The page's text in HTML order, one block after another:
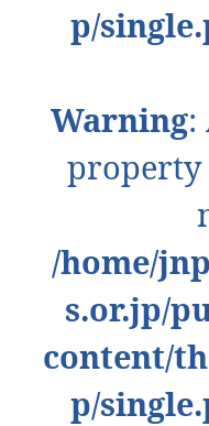
p/
Warning:
property
/home/
s.or.jp/
content/
p/